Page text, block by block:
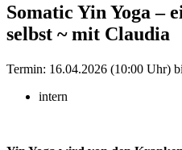
Somatic Yin Yoga –
selbst ~ mit Claudia
Termin: 16.04.2026 (10:00 Uhr)
intern